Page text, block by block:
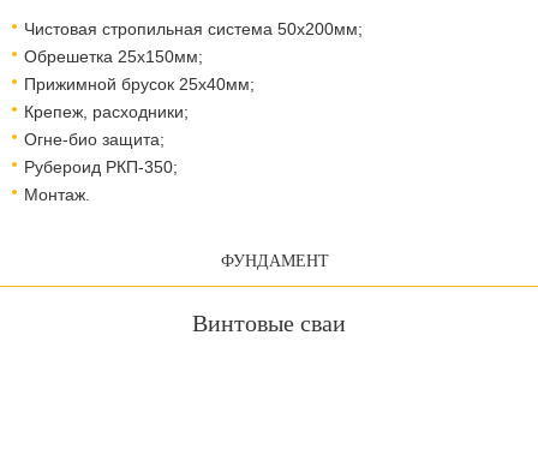
Чистовая стропильная система 50х200мм;
Обрешетка 25х150мм;
Прижимной брусок 25х40мм;
Крепеж, расходники;
Огне-био защита;
Рубероид РКП-350;
Монтаж.
ФУНДАМЕНТ
Винтовые сваи